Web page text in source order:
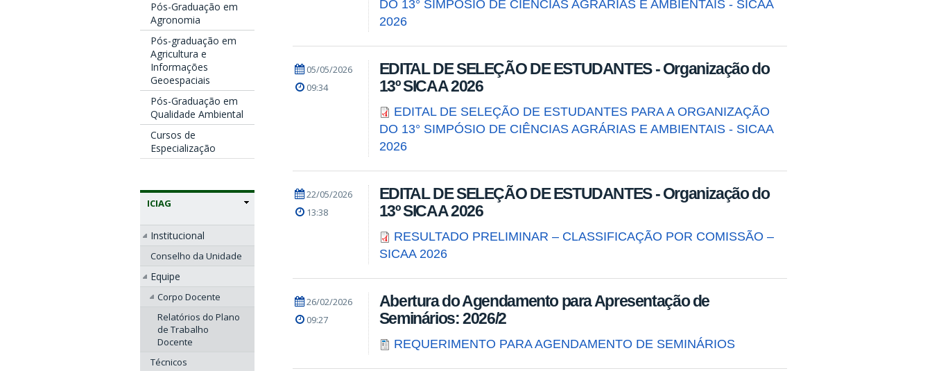
Pós-Graduação em
Agronomia
Pós-graduação em
Agricultura e
Informações
Geoespaciais
Pós-Graduação em
Qualidade Ambiental
Cursos de
Especialização
ICIAG
Institucional
Conselho da Unidade
Equipe
Corpo Docente
Relatórios do Plano
de Trabalho
Docente
Técnicos
DO 13° SIMPÓSIO DE CIÊNCIAS AGRÁRIAS E AMBIENTAIS - SICAA
2026
05/05/2026
09:34
EDITAL DE SELEÇÃO DE ESTUDANTES - Organização do
13º SICAA 2026
EDITAL DE SELEÇÃO DE ESTUDANTES PARA A ORGANIZAÇÃO
DO 13° SIMPÓSIO DE CIÊNCIAS AGRÁRIAS E AMBIENTAIS - SICAA
2026
22/05/2026
13:38
EDITAL DE SELEÇÃO DE ESTUDANTES - Organização do
13º SICAA 2026
RESULTADO PRELIMINAR – CLASSIFICAÇÃO POR COMISSÃO –
SICAA 2026
26/02/2026
09:27
Abertura do Agendamento para Apresentação de
Seminários: 2026/2
REQUERIMENTO PARA AGENDAMENTO DE SEMINÁRIOS